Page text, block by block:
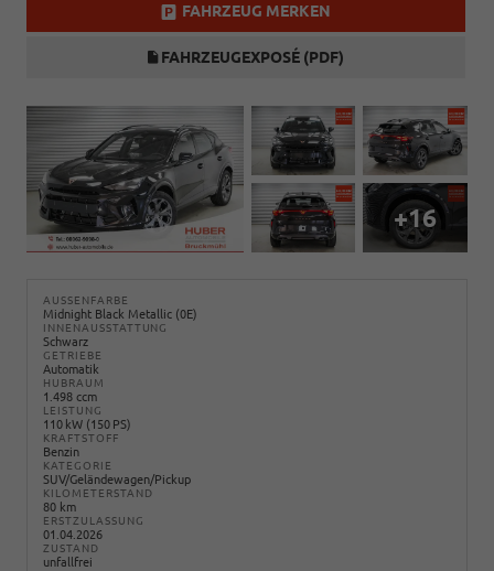
FAHRZEUG MERKEN
FAHRZEUGEXPOSÉ (PDF)
+16
AUSSENFARBE
Midnight Black Metallic (0E)
INNENAUSSTATTUNG
Schwarz
GETRIEBE
Automatik
HUBRAUM
1.498 ccm
LEISTUNG
110 kW (150 PS)
KRAFTSTOFF
Benzin
KATEGORIE
SUV/Geländewagen/Pickup
KILOMETERSTAND
80 km
ERSTZULASSUNG
01.04.2026
ZUSTAND
unfallfrei